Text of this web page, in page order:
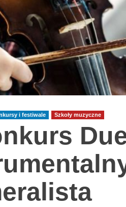
i festiwale Szkoły muzyczne